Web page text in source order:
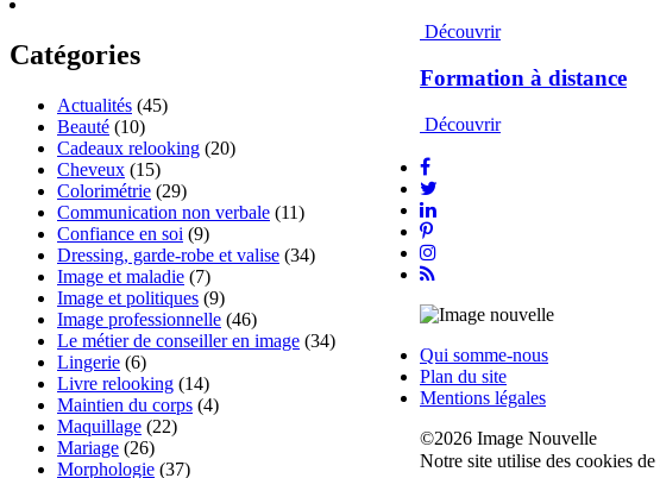
Catégories
Actualités (45)
Beauté (10)
Cadeaux relooking (20)
Cheveux (15)
Colorimétrie (29)
Communication non verbale (11)
Confiance en soi (9)
Dressing, garde-robe et valise (34)
Image et maladie (7)
Image et politiques (9)
Image professionnelle (46)
Le métier de conseiller en image (34)
Lingerie (6)
Livre relooking (14)
Maintien du corps (4)
Maquillage (22)
Mariage (26)
Morphologie (37)
Découvrir
Formation à distance
Découvrir
Qui somme-nous
Plan du site
Mentions légales
©2026 Image Nouvelle
Notre site utilise des cookies